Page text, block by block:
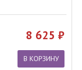
8 625
В КОРЗИНУ